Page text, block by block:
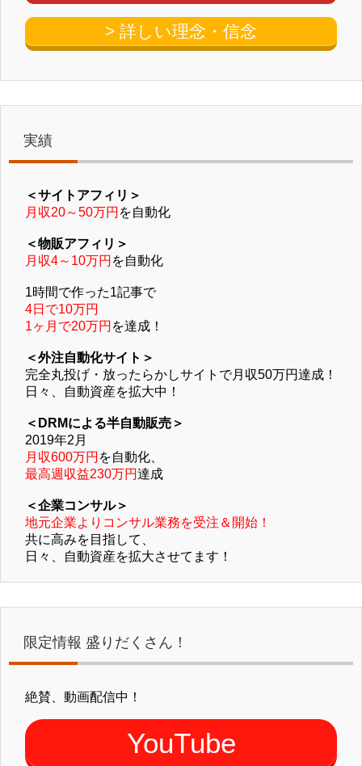
> 詳しい理念・信念
実績
＜サイトアフィリ＞
月収20～50万円 を自動化
＜物販アフィリ＞
月収4～10万円 を自動化
1時間で作った1記事で
4日で10万円
1ヶ月で20万円 を達成！
＜外注自動化サイト＞
完全丸投げ・放ったらかしサイトで月収50万円達成！
日々、自動資産を拡大中！
＜DRMによる半自動販売＞
2019年2月
月収600万円 を自動化、
最高週収益230万円達成
＜企業コンサル＞
地元企業よりコンサル業務を受注＆開始！
共に高みを目指して、
日々、自動資産を拡大させてます！
限定情報 盛りだくさん！
絶賛、動画配信中！
YouTube